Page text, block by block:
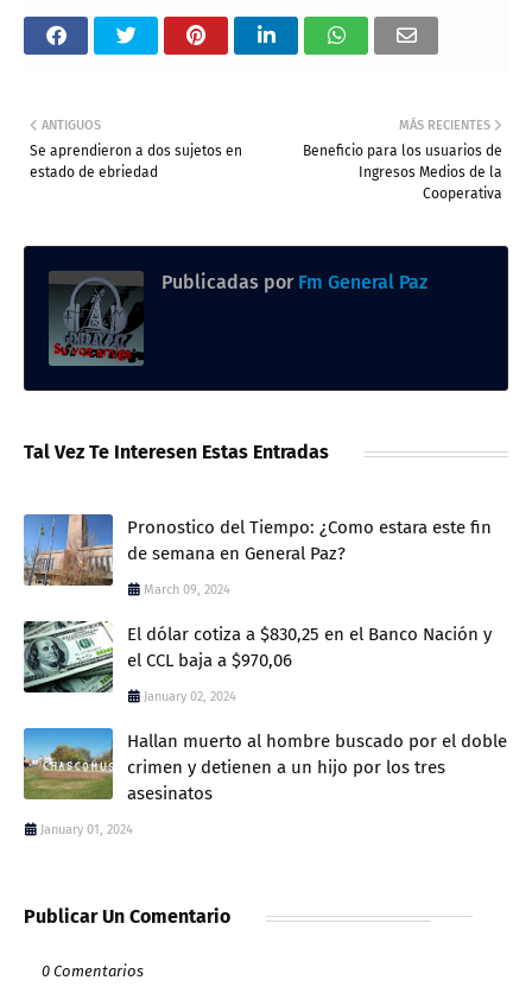
MÁS RECIENTES
Beneficio para los usuarios de
Ingresos Medios de la
Cooperativa
ANTIGUOS
Se aprendieron a dos sujetos en
estado de ebriedad
Publicadas por Fm General Paz
Tal Vez Te Interesen Estas Entradas
Pronostico del Tiempo: ¿Como estara este fin
de semana en General Paz?
March 09, 2024
El dólar cotiza a $830,25 en el Banco Nación y
el CCL baja a $970,06
January 02, 2024
Hallan muerto al hombre buscado por el doble
crimen y detienen a un hijo por los tres
asesinatos
January 01, 2024
Publicar Un Comentario
0 Comentarios